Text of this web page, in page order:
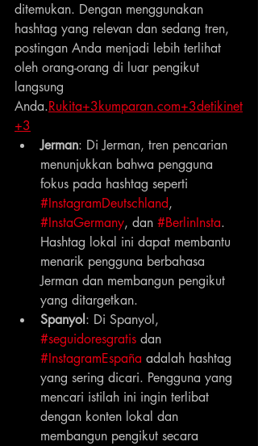
ditemukan. Dengan menggunakan
hashtag yang relevan dan sedang tren,
postingan Anda menjadi lebih terlihat
oleh orang-orang di luar pengikut
langsung
Anda.Rukita+3kumparan.com+3detikinet
+3
Jerman: Di Jerman, tren pencarian
menunjukkan bahwa pengguna
fokus pada hashtag seperti
#InstagramDeutschland,
#InstaGermany, dan #BerlinInsta.
Hashtag lokal ini dapat membantu
menarik pengguna berbahasa
Jerman dan membangun pengikut
yang ditargetkan.
Spanyol: Di Spanyol,
#seguidoresgratis dan
#InstagramEspaña adalah hashtag
yang sering dicari. Pengguna yang
mencari istilah ini ingin terlibat
dengan konten lokal dan
membangun pengikut secara